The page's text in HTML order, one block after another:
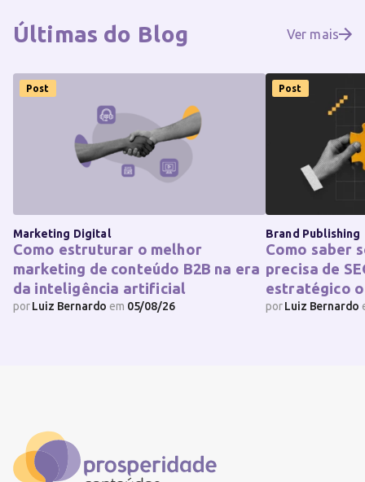
Últimas do Blog Ver mais
Post
Marketing Digital
Como estruturar o melhor
marketing de conteúdo B2B na era
da inteligência artificial
porLuiz Bernardo em 05/08/26
Post
Brand Publishing
Como saber
precisa de
estratégico
porLuiz Bernardo